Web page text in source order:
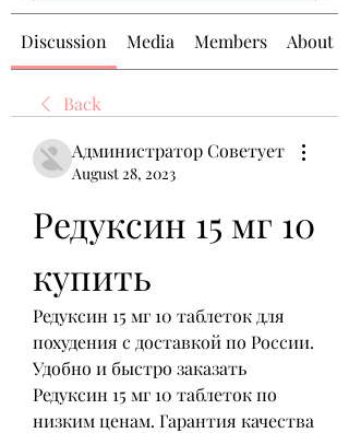
Discussion Media Members About
Back
Администратор Советует
August 28, 2023
Редуксин 15 мг 10
купить
Редуксин 15 мг 10 таблеток для
похудения с доставкой по России.
Удобно и быстро заказать
Редуксин 15 мг 10 таблеток по
низким ценам. Гарантия качества